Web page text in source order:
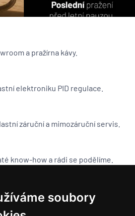
soubory
a pražírna kávy.
elektroniku PID regulace.
záruční a mimozáruční servis.
know-how a rádi se podělíme.